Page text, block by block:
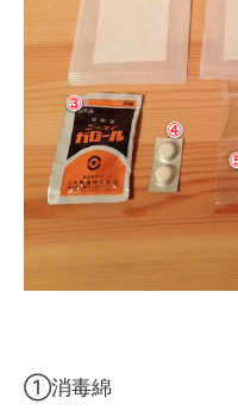
①消毒綿